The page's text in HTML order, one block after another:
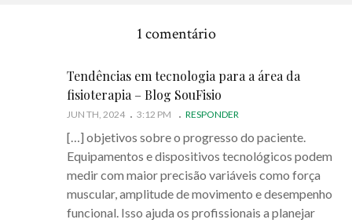
1 comentário
Tendências em tecnologia para a área da
fisioterapia – Blog SouFisio
JUN TH, 2024 3:12 PM RESPONDER
[…] objetivos sobre o progresso do paciente.
Equipamentos e dispositivos tecnológicos podem
medir com maior precisão variáveis ​​como força
muscular, amplitude de movimento e desempenho
funcional. Isso ajuda os profissionais a planejar